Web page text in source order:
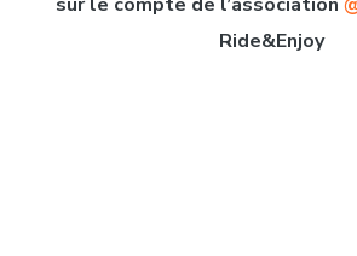
Ride&Enjoy